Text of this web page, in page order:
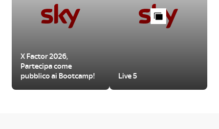
X Factor 2026,
Partecipa come
pubblico ai Bootcamp!
Live 5